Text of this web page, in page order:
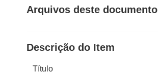
Arquivos deste documento
Descrição do Item
Título